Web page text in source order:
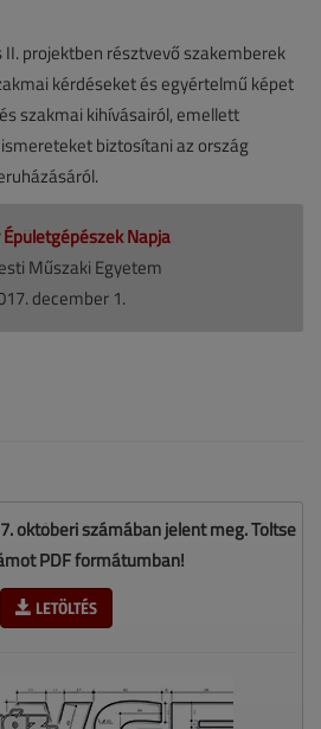
II. projektben résztvevő szakemberek
kérdéseket és egyértelmű képet
szakmai kihívásairól, emellett
biztosítani az ország
Napja
Műszaki Egyetem
december 1.
októberi számában jelent meg. Töltse
PDF formátumban!
LETÖLTÉS